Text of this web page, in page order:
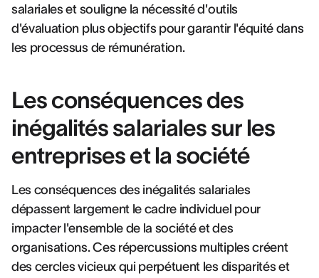
salariales et souligne la nécessité d'outils
d'évaluation plus objectifs pour garantir l'équité dans
les processus de rémunération.
Les conséquences des
inégalités salariales sur les
entreprises et la société
Les conséquences des inégalités salariales
dépassent largement le cadre individuel pour
impacter l'ensemble de la société et des
organisations. Ces répercussions multiples créent
des cercles vicieux qui perpétuent les disparités et